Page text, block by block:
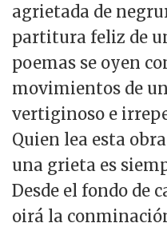
agrietada de
partitura feliz de
poemas se oyen
movimientos de
vertiginoso e
Quien lea esta
una grieta es
Desde el fondo de
oirá la